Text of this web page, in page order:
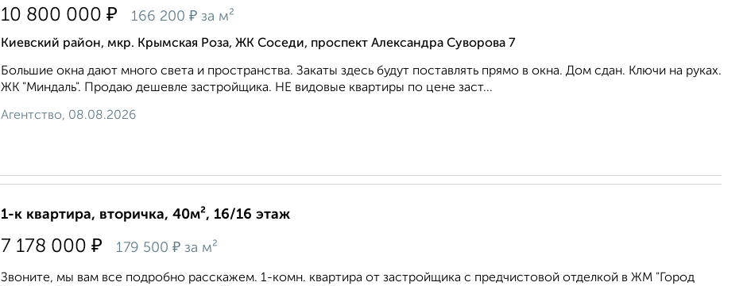
10 800 000 ₽ 166 200 ₽ за м²
Киевский район, мкр. Крымская Роза, ЖК Соседи, проспект Александра Суворова 7
Большие окна дают много света и пространства. Закаты здесь будут поставлять прямо в окна. Дом сдан. Ключи на руках.
ЖК "Миндаль". Продаю дешевле застройщика. НЕ видовые квартиры по цене заст...
Агентство, 08.08.2026
1-к квартира, вторичка, 40м², 16/16 этаж
7 178 000 ₽ 179 500 ₽ за м²
Звоните, мы вам все подробно расскажем. 1-комн. квартира от застройщика с предчистовой отделкой в ЖМ "Город